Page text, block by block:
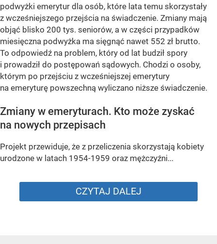
podwyżki emerytur dla osób, które lata temu skorzystały
z wcześniejszego przejścia na świadczenie. Zmiany mają
objąć blisko 200 tys. seniorów, a w części przypadków
miesięczna podwyżka ma sięgnąć nawet 552 zł brutto.
To odpowiedź na problem, który od lat budził spory
i prowadził do postępowań sądowych. Chodzi o osoby,
którym po przejściu z wcześniejszej emerytury
na emeryturę powszechną wyliczano niższe świadczenie.
Zmiany w emeryturach. Kto może zyskać
na nowych przepisach
Projekt przewiduje, że z przeliczenia skorzystają kobiety
urodzone w latach 1954-1959 oraz mężczyźni...
CZYTAJ DALEJ